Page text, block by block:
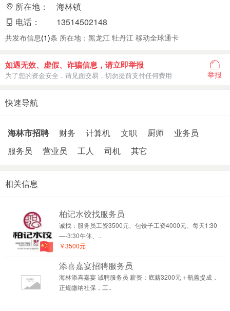
所在地：
海林镇
电话：
13514502148
共发布信息(1)条 所在地：黑龙江 牡丹江 移动全球通卡
如遇无效、虚假、诈骗信息，请立即举报
为了您的资金安全，请见面交易，切勿提前支付任何费用 举报
快速导航
海林市招聘 财务 计算机 文职 厨师
业务员
服务员
营业员 工人 司机 其它
相关信息
柏记水饺找服务员
诚找：服务员工资3500元、包饺子工资4000元、每天1:30
—-3:30午休、..
￥3500元
添喜嘉宴招聘服务员
海林添喜嘉宴 诚聘服务员 薪资：底薪3200元＋瓶盖提成，
正规缴纳社保，工..